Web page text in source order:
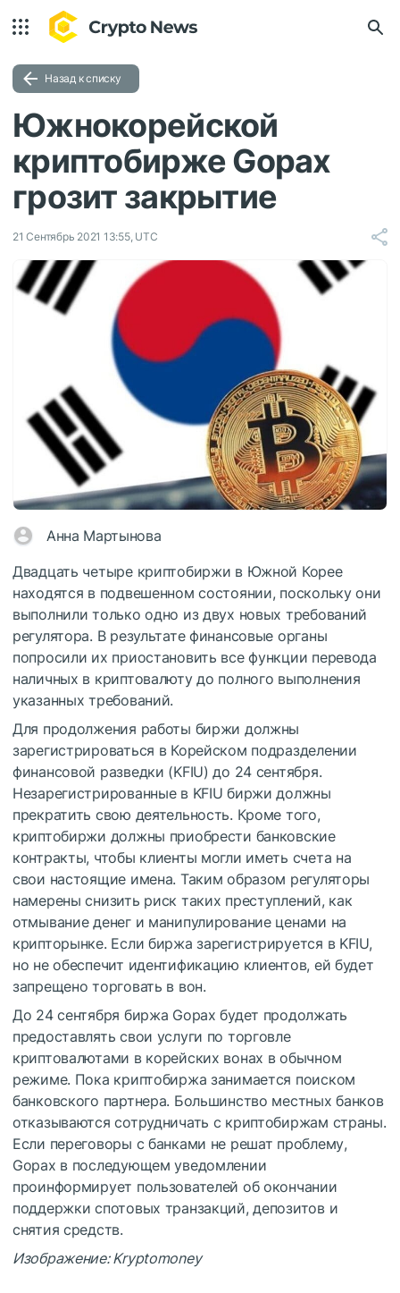
Назад к списку
Южнокорейской
криптобирже Gopax
грозит закрытие
21 Сентябрь 2021 13:55, UTC
Анна Мартынова
Двадцать четыре криптобиржи в Южной Корее
находятся в подвешенном состоянии, поскольку они
выполнили только одно из двух новых требований
регулятора. В результате финансовые органы
попросили их приостановить все функции перевода
наличных в криптовалюту до полного выполнения
указанных требований.
Для продолжения работы биржи должны
зарегистрироваться в Корейском подразделении
финансовой разведки (KFIU) до 24 сентября.
Незарегистрированные в KFIU биржи должны
прекратить свою деятельность. Кроме того,
криптобиржи должны приобрести банковские
контракты, чтобы клиенты могли иметь счета на
свои настоящие имена. Таким образом регуляторы
намерены снизить риск таких преступлений, как
отмывание денег и манипулирование ценами на
крипторынке. Если биржа зарегистрируется в KFIU,
но не обеспечит идентификацию клиентов, ей будет
запрещено торговать в вон.
До 24 сентября биржа Gopax будет продолжать
предоставлять свои услуги по торговле
криптовалютами в корейских вонах в обычном
режиме. Пока криптобиржа занимается поиском
банковского партнера. Большинство местных банков
отказываются сотрудничать с криптобиржам страны.
Если переговоры с банками не решат проблему,
Gopax в последующем уведомлении
проинформирует пользователей об окончании
поддержки спотовых транзакций, депозитов и
снятия средств.
Изображение: Kryptomoney